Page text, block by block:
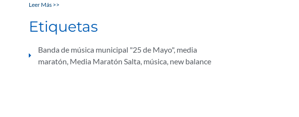
Leer Más >>
Etiquetas
Banda de música municipal "25 de Mayo", media
maratón, Media Maratón Salta, música, new balance